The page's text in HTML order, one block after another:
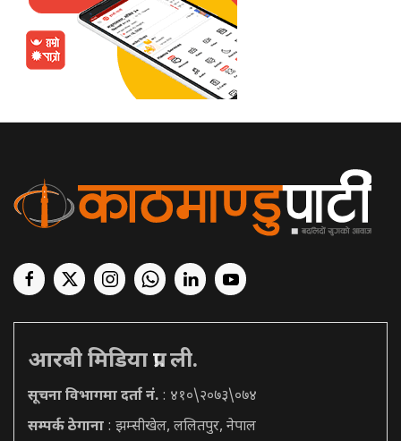
आरबी मिडिया प्रा. ली.
सूचना विभागमा दर्ता नं. : ४१०\२०७३\०७४
सम्पर्क ठेगाना : झम्सीखेल, ललितपुर, नेपाल